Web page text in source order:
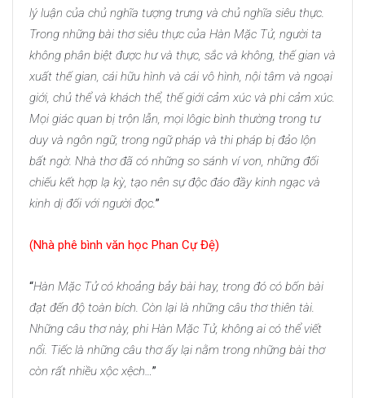
lý luận của chủ nghĩa tượng trưng và chủ nghĩa siêu thực.
Trong những bài thơ siêu thực của Hàn Mặc Tử, người ta
không phân biệt được hư và thực, sắc và không, thế gian và
xuất thế gian, cái hữu hình và cái vô hình, nội tâm và ngoại
giới, chủ thể và khách thể, thế giới cảm xúc và phi cảm xúc.
Mọi giác quan bị trộn lẫn, mọi lôgic bình thường trong tư
duy và ngôn ngữ, trong ngữ pháp và thi pháp bị đảo lộn
bất ngờ. Nhà thơ đã có những so sánh ví von, những đối
chiếu kết hợp lạ kỳ, tạo nên sự độc đáo đầy kinh ngạc và
kinh dị đối với người đọc.”
(Nhà phê bình văn học Phan Cự Đệ)
“Hàn Mặc Tử có khoảng bảy bài hay, trong đó có bốn bài
đạt đến độ toàn bích. Còn lại là những câu thơ thiên tài.
Những câu thơ này, phi Hàn Mặc Tử, không ai có thể viết
nổi. Tiếc là những câu thơ ấy lại nằm trong những bài thơ
còn rất nhiều xộc xệch…”